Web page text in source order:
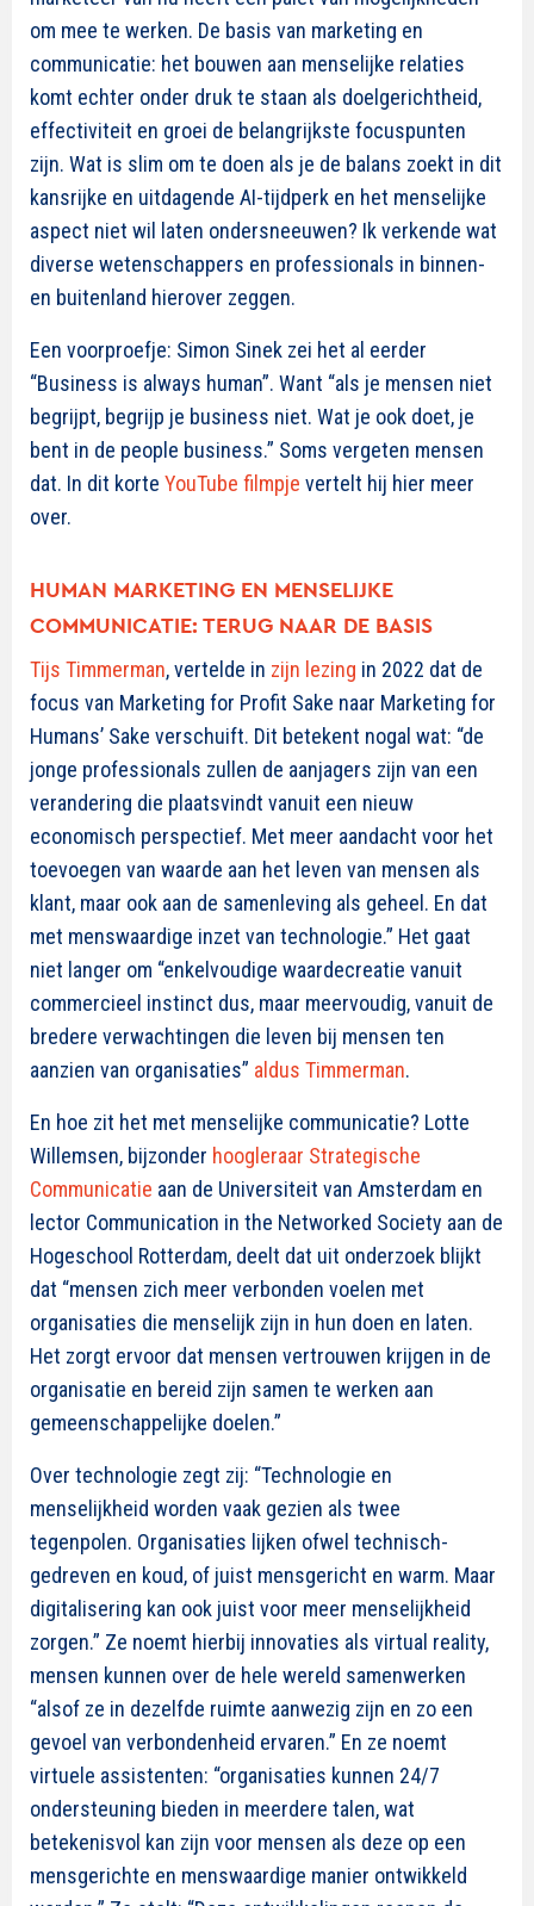
om mee te werken. De basis van marketing en
communicatie: het bouwen aan menselijke relaties
komt echter onder druk te staan als doelgerichtheid,
effectiviteit en groei de belangrijkste focuspunten
zijn. Wat is slim om te doen als je de balans zoekt in dit
kansrijke en uitdagende AI-tijdperk en het menselijke
aspect niet wil laten ondersneeuwen? Ik verkende wat
diverse wetenschappers en professionals in binnen-
en buitenland hierover zeggen.
Een voorproefje: Simon Sinek zei het al eerder
“Business is always human”. Want “als je mensen niet
begrijpt, begrijp je business niet. Wat je ook doet, je
bent in de people business.” Soms vergeten mensen
dat. In dit korte YouTube filmpje vertelt hij hier meer
over.
HUMAN MARKETING EN MENSELIJKE
COMMUNICATIE: TERUG NAAR DE BASIS
Tijs Timmerman, vertelde in zijn lezing in 2022 dat de
focus van Marketing for Profit Sake naar Marketing for
Humans’ Sake verschuift. Dit betekent nogal wat: “de
jonge professionals zullen de aanjagers zijn van een
verandering die plaatsvindt vanuit een nieuw
economisch perspectief. Met meer aandacht voor het
toevoegen van waarde aan het leven van mensen als
klant, maar ook aan de samenleving als geheel. En dat
met menswaardige inzet van technologie.” Het gaat
niet langer om “enkelvoudige waardecreatie vanuit
commercieel instinct dus, maar meervoudig, vanuit de
bredere verwachtingen die leven bij mensen ten
aanzien van organisaties” aldus Timmerman.
En hoe zit het met menselijke communicatie? Lotte
Willemsen, bijzonder hoogleraar Strategische
Communicatie aan de Universiteit van Amsterdam en
lector Communication in the Networked Society aan de
Hogeschool Rotterdam, deelt dat uit onderzoek blijkt
dat “mensen zich meer verbonden voelen met
organisaties die menselijk zijn in hun doen en laten.
Het zorgt ervoor dat mensen vertrouwen krijgen in de
organisatie en bereid zijn samen te werken aan
gemeenschappelijke doelen.”
Over technologie zegt zij: “Technologie en
menselijkheid worden vaak gezien als twee
tegenpolen. Organisaties lijken ofwel technisch-
gedreven en koud, of juist mensgericht en warm. Maar
digitalisering kan ook juist voor meer menselijkheid
zorgen.” Ze noemt hierbij innovaties als virtual reality,
mensen kunnen over de hele wereld samenwerken
“alsof ze in dezelfde ruimte aanwezig zijn en zo een
gevoel van verbondenheid ervaren.” En ze noemt
virtuele assistenten: “organisaties kunnen 24/7
ondersteuning bieden in meerdere talen, wat
betekenisvol kan zijn voor mensen als deze op een
mensgerichte en menswaardige manier ontwikkeld